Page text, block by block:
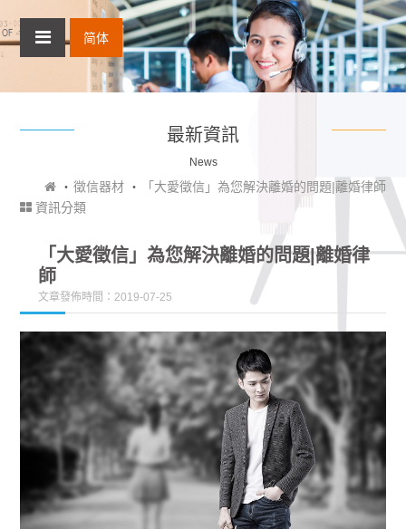
简体
最新資訊
News
徵信器材
「大愛徵信」為您解決離婚的問題‎|離婚律師
資訊分類
「大愛徵信」為您解決離婚的問題‎|離婚律
師
文章發佈時間：2019-07-25